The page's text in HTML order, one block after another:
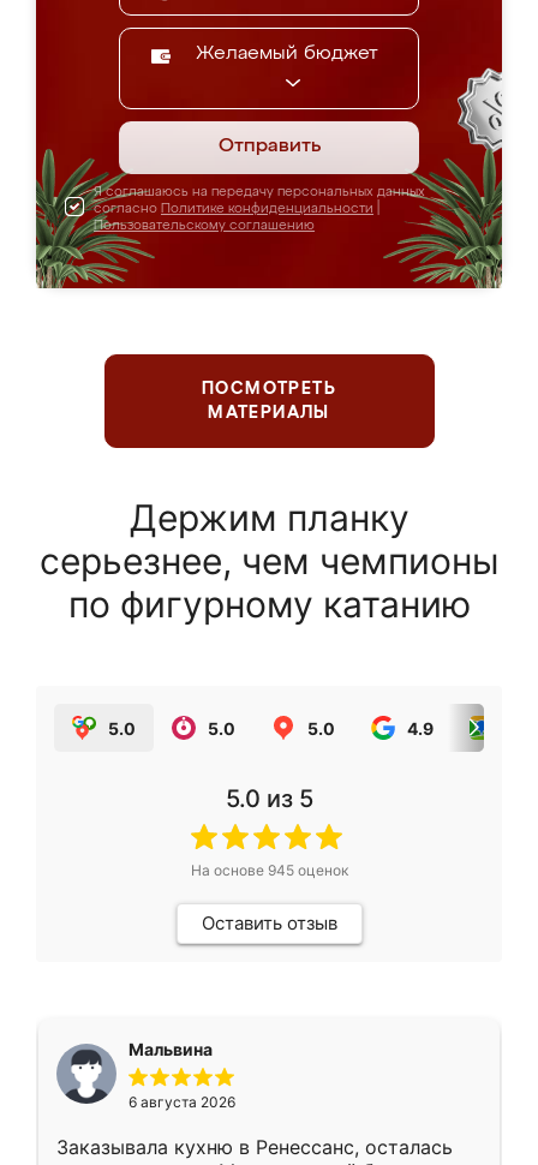
Желаемый бюджет
Отправить
Я соглашаюсь на передачу персональных данных
согласно Политике конфиденциальности
Пользовательскому соглашению
ПОСМОТРЕТЬ
МАТЕРИАЛЫ
Держим планку
серьезнее, чем чемпионы
по фигурному катанию
5.0 5.0 5.0 4.9
5.0 из 5
На основе 945оценок
Оставить отзыв
Мальвина
6 августа 2026
Заказывала кухню в Ренессанс, осталась